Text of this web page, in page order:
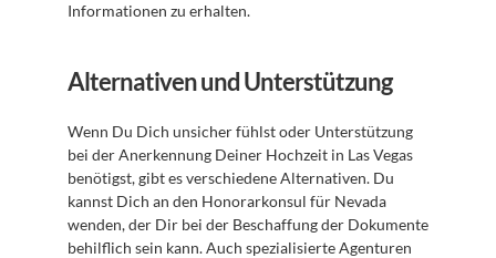
Informationen zu erhalten.
Alternativen und Unterstützung
Wenn Du Dich unsicher fühlst oder Unterstützung
bei der Anerkennung Deiner Hochzeit in Las Vegas
benötigst, gibt es verschiedene Alternativen. Du
kannst Dich an den Honorarkonsul für Nevada
wenden, der Dir bei der Beschaffung der Dokumente
behilflich sein kann. Auch spezialisierte Agenturen